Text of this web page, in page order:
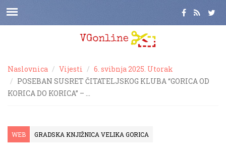
Naslovnica Vijesti
6. svibnja 2025. Utorak
POSEBAN SUSRET ČITATELJSKOG KLUBA “GORICA OD
KORICA DO KORICA” – …
WEB GRADSKA KNJIŽNICA VELIKA GORICA